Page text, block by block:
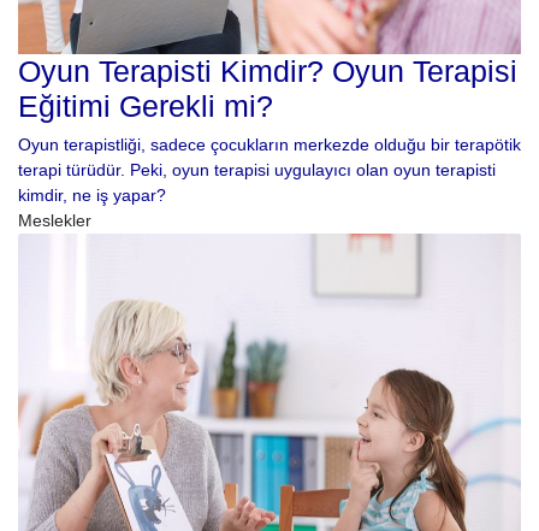
Oyun Terapisti Kimdir? Oyun Terapisi
Eğitimi Gerekli mi?
Oyun terapistliği, sadece çocukların merkezde olduğu bir terapötik
terapi türüdür. Peki, oyun terapisi uygulayıcı olan oyun terapisti
kimdir, ne iş yapar?
Meslekler